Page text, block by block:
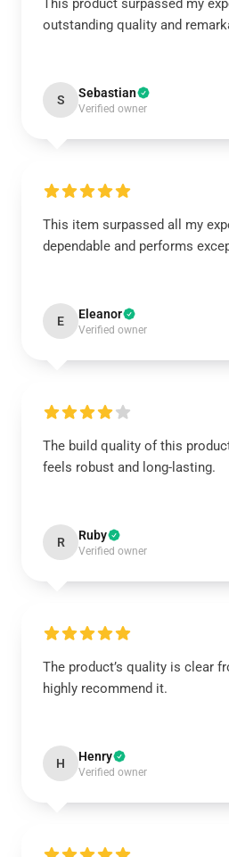
This product surpassed my
outstanding quality and
S Sebastian
Verified owner
This item surpassed all my
dependable and performs
E Eleanor
Verified owner
The build quality of this
feels robust and long-lasting.
R Ruby
Verified owner
The product’s quality is clear
highly recommend it.
H Henry
Verified owner